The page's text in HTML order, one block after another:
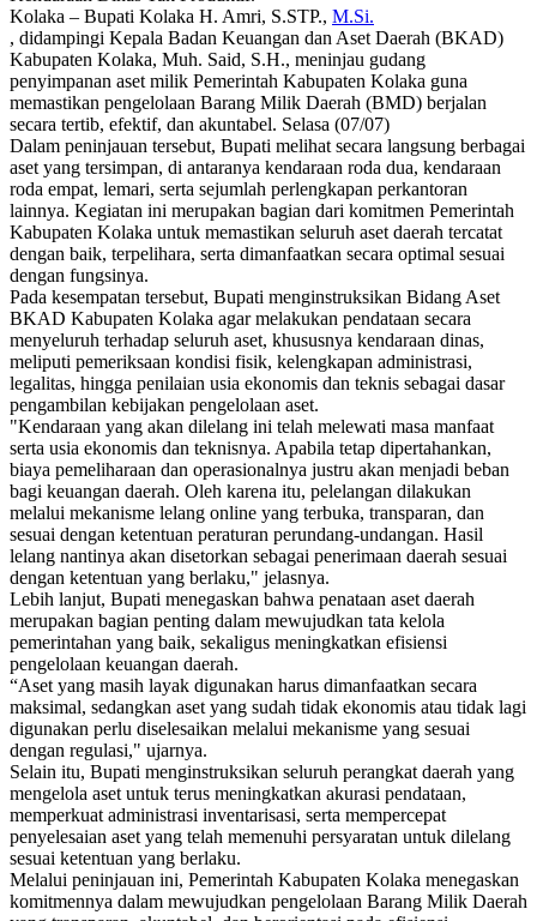
Kolaka – Bupati Kolaka H. Amri, S.STP., M.Si.
, didampingi Kepala Badan Keuangan dan Aset Daerah (BKAD)
Kabupaten Kolaka, Muh. Said, S.H., meninjau gudang
penyimpanan aset milik Pemerintah Kabupaten Kolaka guna
memastikan pengelolaan Barang Milik Daerah (BMD) berjalan
secara tertib, efektif, dan akuntabel. Selasa (07/07)
Dalam peninjauan tersebut, Bupati melihat secara langsung berbagai
aset yang tersimpan, di antaranya kendaraan roda dua, kendaraan
roda empat, lemari, serta sejumlah perlengkapan perkantoran
lainnya. Kegiatan ini merupakan bagian dari komitmen Pemerintah
Kabupaten Kolaka untuk memastikan seluruh aset daerah tercatat
dengan baik, terpelihara, serta dimanfaatkan secara optimal sesuai
dengan fungsinya.
Pada kesempatan tersebut, Bupati menginstruksikan Bidang Aset
BKAD Kabupaten Kolaka agar melakukan pendataan secara
menyeluruh terhadap seluruh aset, khususnya kendaraan dinas,
meliputi pemeriksaan kondisi fisik, kelengkapan administrasi,
legalitas, hingga penilaian usia ekonomis dan teknis sebagai dasar
pengambilan kebijakan pengelolaan aset.
"Kendaraan yang akan dilelang ini telah melewati masa manfaat
serta usia ekonomis dan teknisnya. Apabila tetap dipertahankan,
biaya pemeliharaan dan operasionalnya justru akan menjadi beban
bagi keuangan daerah. Oleh karena itu, pelelangan dilakukan
melalui mekanisme lelang online yang terbuka, transparan, dan
sesuai dengan ketentuan peraturan perundang-undangan. Hasil
lelang nantinya akan disetorkan sebagai penerimaan daerah sesuai
dengan ketentuan yang berlaku," jelasnya.
Lebih lanjut, Bupati menegaskan bahwa penataan aset daerah
merupakan bagian penting dalam mewujudkan tata kelola
pemerintahan yang baik, sekaligus meningkatkan efisiensi
pengelolaan keuangan daerah.
“Aset yang masih layak digunakan harus dimanfaatkan secara
maksimal, sedangkan aset yang sudah tidak ekonomis atau tidak lagi
digunakan perlu diselesaikan melalui mekanisme yang sesuai
dengan regulasi," ujarnya.
Selain itu, Bupati menginstruksikan seluruh perangkat daerah yang
mengelola aset untuk terus meningkatkan akurasi pendataan,
memperkuat administrasi inventarisasi, serta mempercepat
penyelesaian aset yang telah memenuhi persyaratan untuk dilelang
sesuai ketentuan yang berlaku.
Melalui peninjauan ini, Pemerintah Kabupaten Kolaka menegaskan
komitmennya dalam mewujudkan pengelolaan Barang Milik Daerah